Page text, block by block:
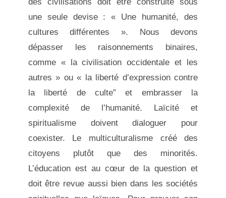
une seule devise : « Une humanité, des
cultures différentes ». Nous devons
dépasser les raisonnements binaires,
comme « la civilisation occidentale et les
autres » ou « la liberté d’expression contre
la liberté de culte” et embrasser la
complexité de l’humanité. Laïcité et
spiritualisme doivent dialoguer pour
coexister. Le multiculturalisme créé des
citoyens plutôt que des minorités.
L’éducation est au cœur de la question et
doit être revue aussi bien dans les sociétés